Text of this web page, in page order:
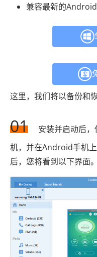
兼容最新的Android
这里，我们将以备份和
01
安装并启动后
机，并在Android手机
后，您将看到以下界面。